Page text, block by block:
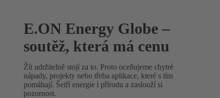
E.ON Energy Globe –
soutěž, která má cenu
Žít udržitelně stojí za to. Proto oceňujeme chytré
nápady, projekty nebo třeba aplikace, které s tím
pomáhají. Šetří energie i přírodu a zaslouží si
pozornost.